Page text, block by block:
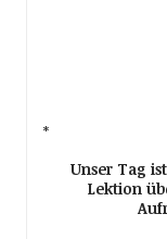
Unser Tag
Lektion